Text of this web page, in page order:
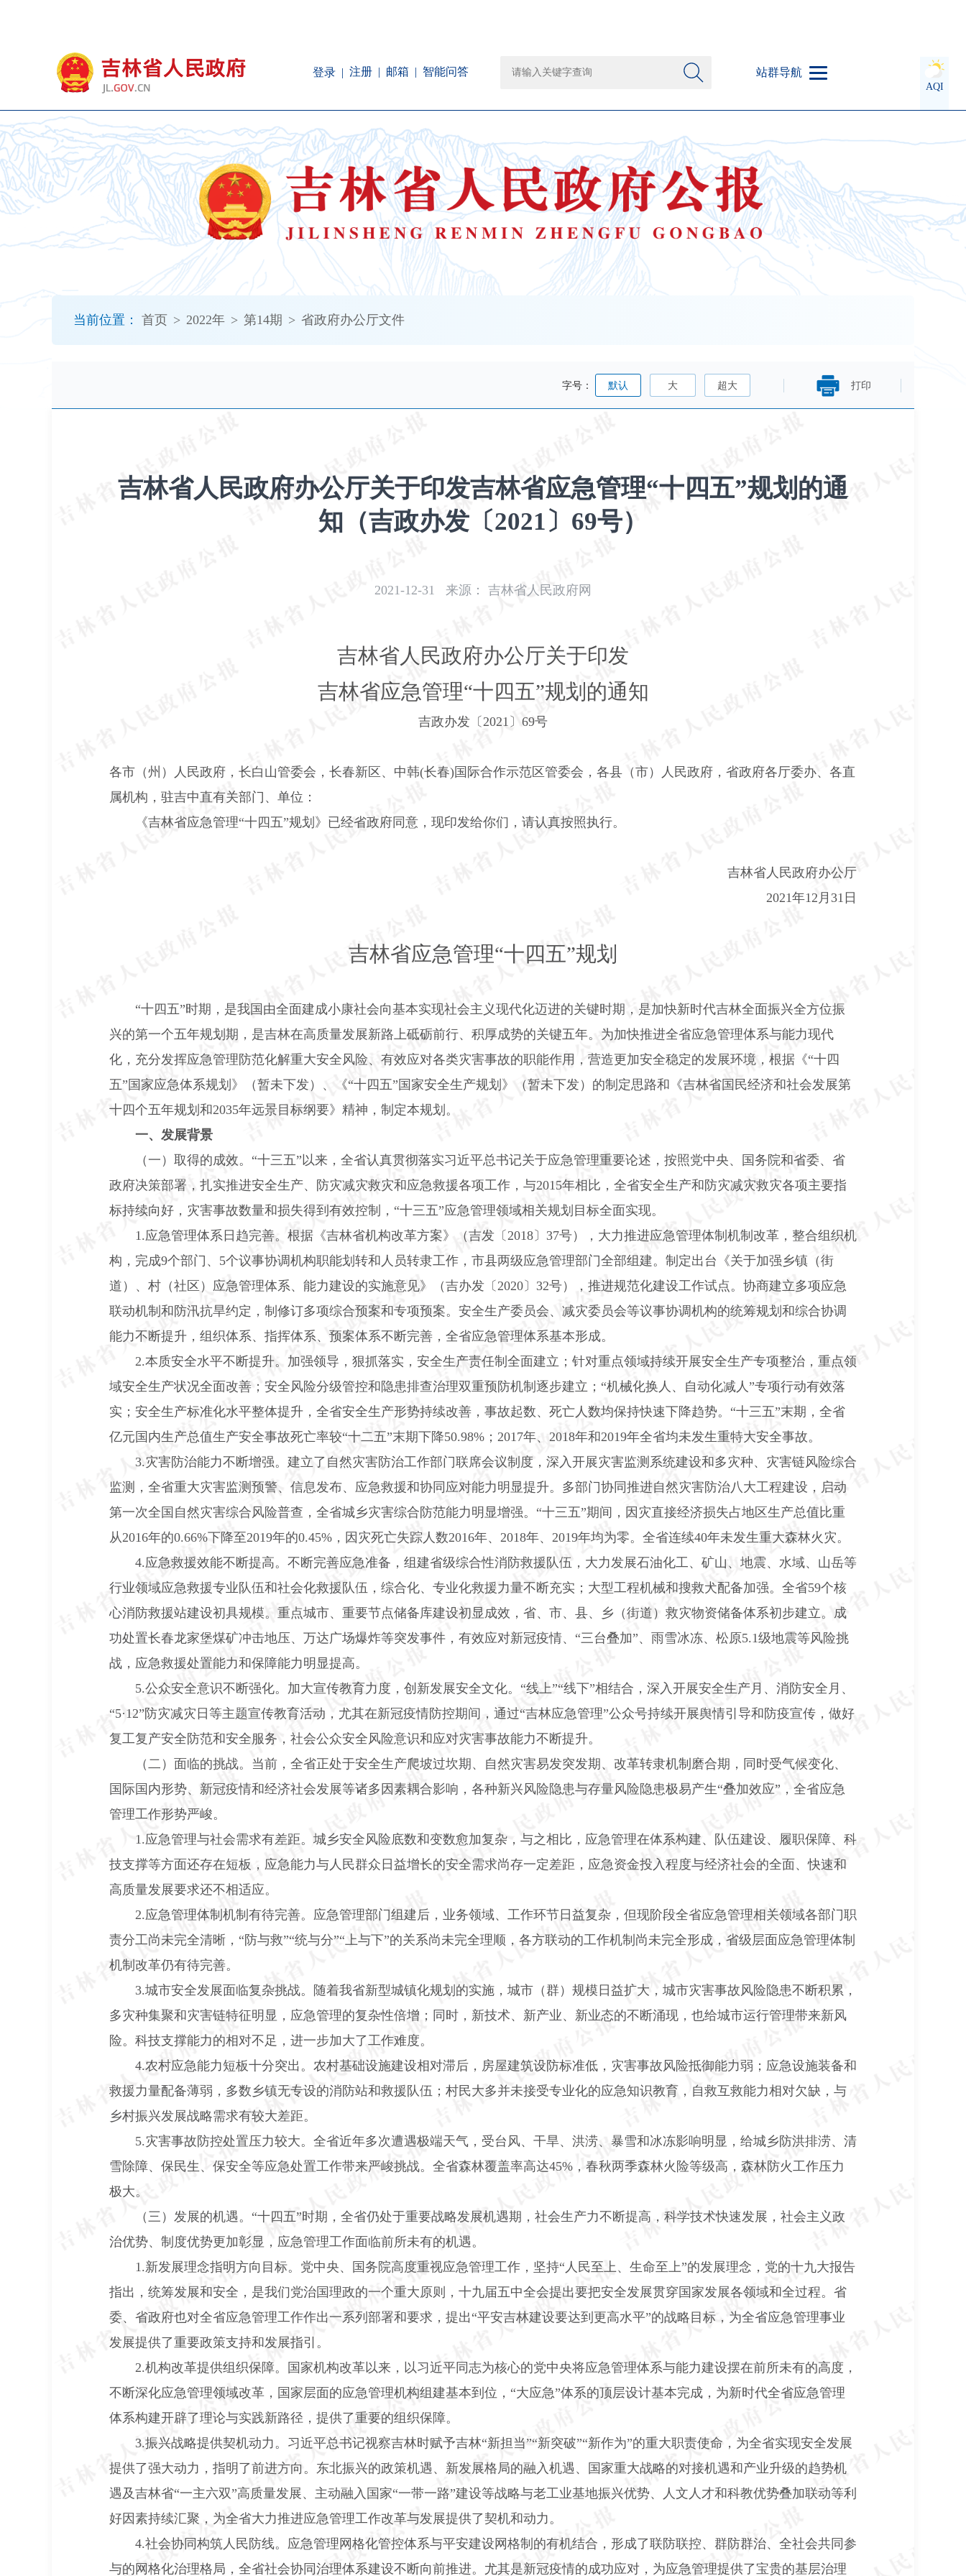
登录 注册 邮箱 智能问答 站群导航
AQI
当前位置： 首页 > 2022年 > 第14期 > 省政府办公厅文件
打印
字号： 默认 大 超大
吉林省人民政府办公厅关于印发吉林省应急管理“十四五”规划的通
知（吉政办发〔2021〕69号）
2021-12-31 来源： 吉林省人民政府网
吉林省人民政府办公厅关于印发
吉林省应急管理“十四五”规划的通知
吉政办发〔 2021 〕 69号
各市（州）人民政府，长白山管委会，长春新区、中韩(长春)国际合作示范区管委会，各县（市）人民政府，省政府各厅委办、各直
属机构，驻吉中直有关部门、单位：
《吉林省应急管理“十四五”规划》已经省政府同意，现印发给你们，请认真按照执行。
吉林省人民政府办公厅
2021年12 月 31 日
吉林省应急管理“十四五”规划
“十四五”时期，是我国由全面建成小康社会向基本实现社会主义现代化迈进的关键时期，是加快新时代吉林全面振兴全方位振
兴的第一个五年规划期，是吉林在高质量发展新路上砥砺前行、积厚成势的关键五年。为加快推进全省应急管理体系与能力现代
化，充分发挥应急管理防范化解重大安全风险、有效应对各类灾害事故的职能作用，营造更加安全稳定的发展环境，根据《“十四
五”国家应急体系规划》（暂未下发）、《“十四五”国家安全生产规划》（暂未下发）的制定思路和《吉林省国民经济和社会发展第
十四个五年规划和2035年远景目标纲要》精神，制定本规划。
一、发展背景
（一）取得的成效。“十三五”以来，全省认真贯彻落实习近平总书记关于应急管理重要论述，按照党中央、国务院和省委、省
政府决策部署，扎实推进安全生产、防灾减灾救灾和应急救援各项工作，与2015年相比，全省安全生产和防灾减灾救灾各项主要指
标持续向好，灾害事故数量和损失得到有效控制，“十三五”应急管理领域相关规划目标全面实现。
1.应急管理体系日趋完善。根据《吉林省机构改革方案》（吉发〔 2018 〕 37号），大力推进应急管理体制机制改革，整合组织机
构，完成9个部门、 5个议事协调机构职能划转和人员转隶工作，市县两级应急管理部门全部组建。制定出台《关于加强乡镇（街
道）、村（社区）应急管理体系、能力建设的实施意见》（吉办发〔 2020 〕 32号），推进规范化建设工作试点。协商建立多项应急
联动机制和防汛抗旱约定，制修订多项综合预案和专项预案。安全生产委员会、减灾委员会等议事协调机构的统筹规划和综合协调
能力不断提升，组织体系、指挥体系、预案体系不断完善，全省应急管理体系基本形成。
2.本质安全水平不断提升。加强领导，狠抓落实，安全生产责任制全面建立；针对重点领域持续开展安全生产专项整治，重点领
域安全生产状况全面改善；安全风险分级管控和隐患排查治理双重预防机制逐步建立；“机械化换人、自动化减人”专项行动有效落
实；安全生产标准化水平整体提升，全省安全生产形势持续改善，事故起数、死亡人数均保持快速下降趋势。“十三五”末期，全省
亿元国内生产总值生产安全事故死亡率较“十二五”末期下降50.98% ； 2017年、 2018年和2019年全省均未发生重特大安全事故。
3.灾害防治能力不断增强。建立了自然灾害防治工作部门联席会议制度，深入开展灾害监测系统建设和多灾种、灾害链风险综合
监测，全省重大灾害监测预警、信息发布、应急救援和协同应对能力明显提升。多部门协同推进自然灾害防治八大工程建设，启动
第一次全国自然灾害综合风险普查，全省城乡灾害综合防范能力明显增强。“十三五”期间，因灾直接经济损失占地区生产总值比重
从2016年的0.66%下降至2019年的0.45% ，因灾死亡失踪人数2016年、 2018年、 2019年均为零。全省连续40年未发生重大森林火灾。
4.应急救援效能不断提高。不断完善应急准备，组建省级综合性消防救援队伍，大力发展石油化工、矿山、地震、水域、山岳等
行业领域应急救援专业队伍和社会化救援队伍，综合化、专业化救援力量不断充实；大型工程机械和搜救犬配备加强。全省59个核
心消防救援站建设初具规模。重点城市、重要节点储备库建设初显成效，省、市、县、乡（街道）救灾物资储备体系初步建立。成
功处置长春龙家堡煤矿冲击地压、万达广场爆炸等突发事件，有效应对新冠疫情、“三台叠加”、雨雪冰冻、松原5.1级地震等风险挑
战，应急救援处置能力和保障能力明显提高。
5.公众安全意识不断强化。加大宣传教育力度，创新发展安全文化。“线上”“线下”相结合，深入开展安全生产月、消防安全月、
“5·12”防灾减灾日等主题宣传教育活动，尤其在新冠疫情防控期间，通过“吉林应急管理”公众号持续开展舆情引导和防疫宣传，做好
复工复产安全防范和安全服务，社会公众安全风险意识和应对灾害事故能力不断提升。
（二）面临的挑战。当前，全省正处于安全生产爬坡过坎期、自然灾害易发突发期、改革转隶机制磨合期，同时受气候变化、
国际国内形势、新冠疫情和经济社会发展等诸多因素耦合影响，各种新兴风险隐患与存量风险隐患极易产生“叠加效应”，全省应急
管理工作形势严峻。
1.应急管理与社会需求有差距。城乡安全风险底数和变数愈加复杂，与之相比，应急管理在体系构建、队伍建设、履职保障、科
技支撑等方面还存在短板，应急能力与人民群众日益增长的安全需求尚存一定差距，应急资金投入程度与经济社会的全面、快速和
高质量发展要求还不相适应。
2.应急管理体制机制有待完善。应急管理部门组建后，业务领域、工作环节日益复杂，但现阶段全省应急管理相关领域各部门职
责分工尚未完全清晰，“防与救”“统与分”“上与下”的关系尚未完全理顺，各方联动的工作机制尚未完全形成，省级层面应急管理体制
机制改革仍有待完善。
3.城市安全发展面临复杂挑战。随着我省新型城镇化规划的实施，城市（群）规模日益扩大，城市灾害事故风险隐患不断积累，
多灾种集聚和灾害链特征明显，应急管理的复杂性倍增；同时，新技术、新产业、新业态的不断涌现，也给城市运行管理带来新风
险。科技支撑能力的相对不足，进一步加大了工作难度。
4.农村应急能力短板十分突出。农村基础设施建设相对滞后，房屋建筑设防标准低，灾害事故风险抵御能力弱；应急设施装备和
救援力量配备薄弱，多数乡镇无专设的消防站和救援队伍；村民大多并未接受专业化的应急知识教育，自救互救能力相对欠缺，与
乡村振兴发展战略需求有较大差距。
5.灾害事故防控处置压力较大。全省近年多次遭遇极端天气，受台风、干旱、洪涝、暴雪和冰冻影响明显，给城乡防洪排涝、清
雪除障、保民生、保安全等应急处置工作带来严峻挑战。全省森林覆盖率高达45% ，春秋两季森林火险等级高，森林防火工作压力
极大。
（三）发展的机遇。“十四五”时期，全省仍处于重要战略发展机遇期，社会生产力不断提高，科学技术快速发展，社会主义政
治优势、制度优势更加彰显，应急管理工作面临前所未有的机遇。
1.新发展理念指明方向目标。党中央、国务院高度重视应急管理工作，坚持“人民至上、生命至上”的发展理念，党的十九大报告
指出，统筹发展和安全，是我们党治国理政的一个重大原则，十九届五中全会提出要把安全发展贯穿国家发展各领域和全过程。省
委、省政府也对全省应急管理工作作出一系列部署和要求，提出“平安吉林建设要达到更高水平”的战略目标，为全省应急管理事业
发展提供了重要政策支持和发展指引。
2.机构改革提供组织保障。国家机构改革以来，以习近平同志为核心的党中央将应急管理体系与能力建设摆在前所未有的高度，
不断深化应急管理领域改革，国家层面的应急管理机构组建基本到位，“大应急”体系的顶层设计基本完成，为新时代全省应急管理
体系构建开辟了理论与实践新路径，提供了重要的组织保障。
3.振兴战略提供契机动力。习近平总书记视察吉林时赋予吉林“新担当”“新突破”“新作为”的重大职责使命，为全省实现安全发展
提供了强大动力，指明了前进方向。东北振兴的政策机遇、新发展格局的融入机遇、国家重大战略的对接机遇和产业升级的趋势机
遇及吉林省“一主六双”高质量发展、主动融入国家“一带一路”建设等战略与老工业基地振兴优势、人文人才和科教优势叠加联动等利
好因素持续汇聚，为全省大力推进应急管理工作改革与发展提供了契机和动力。
4.社会协同构筑人民防线。应急管理网格化管控体系与平安建设网格制的有机结合，形成了联防联控、群防群治、全社会共同参
与的网格化治理格局，全省社会协同治理体系建设不断向前推进。尤其是新冠疫情的成功应对，为应急管理提供了宝贵的基层治理
障
碍
说
明
页
面,
按
加